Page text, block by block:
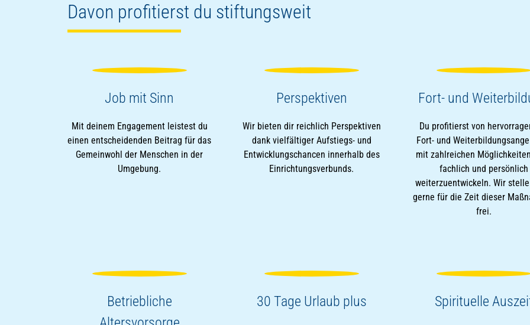
Davon profitierst du stiftungsweit
Job mit Sinn
Mit deinem Engagement leistest du
einen entscheidenden Beitrag für das
Gemeinwohl der Menschen in der
Umgebung.
Perspektiven
Wir bieten dir reichlich Perspektiven
dank vielfältiger Aufstiegs- und
Entwicklungschancen innerhalb des
Einrichtungsverbunds.
Fort- und
Du profitierst von
Fort- und
mit zahlreichen
fachlich und persönlich
weiterzuentwickeln. Wir
gerne für die Zeit dieser
frei.
Betriebliche
30 Tage Urlaub plus Spirituelle